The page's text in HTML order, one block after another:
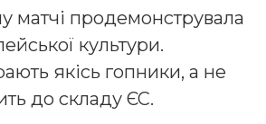
матчі продемонструвала
культури.
якісь гопники, а не
до складу ЄС.